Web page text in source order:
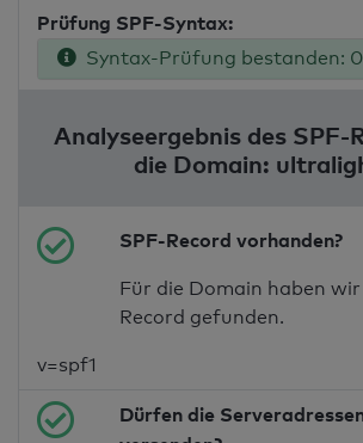
Prüfung SPF-Syntax:
Syntax-Prüfung bestanden:
Analyseergebnis des SPF-
die Domain:
SPF-Record vorhanden?
Für die Domain haben wir
Record gefunden.
v=spf1
Dürfen die